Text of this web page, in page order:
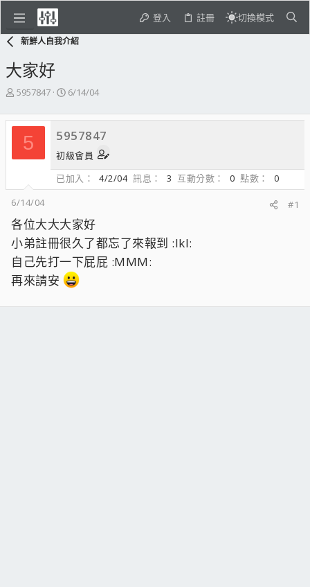
登入 註冊 切換模式
新鮮人自我介紹
大家好
主
發
起
人
5957847
開
日
期
6/14/04
5 5957847
初級會員
已加入
4/2/04 訊息 3 互動分數 0 點數
0
6/14/04
#1
各位大大大家好
小弟註冊很久了都忘了來報到 :lkl:
自己先打一下屁屁 :MMM:
再來請安